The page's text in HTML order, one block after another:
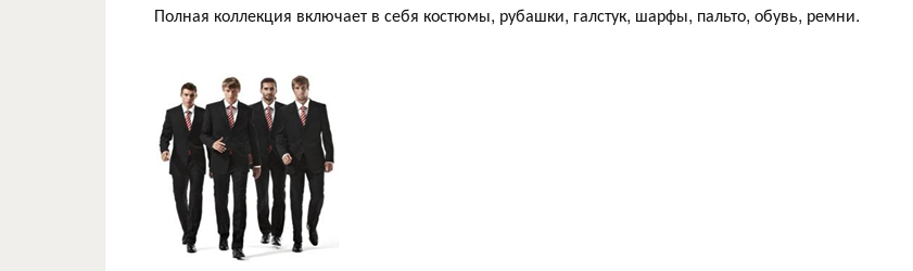
Полная коллекция включает в себя костюмы, рубашки, галстук, шарфы, пальто, обувь, ремни.